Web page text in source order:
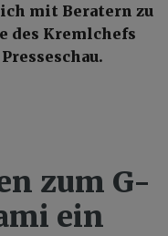
mit Beratern zu
des Kremlchefs
zum G-
ein